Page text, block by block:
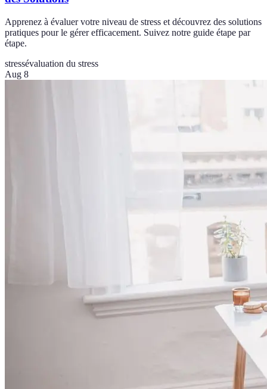
Apprenez à évaluer votre niveau de stress et découvrez des solutions
pratiques pour le gérer efficacement. Suivez notre guide étape par
étape.
stressévaluation du stress
Aug 8